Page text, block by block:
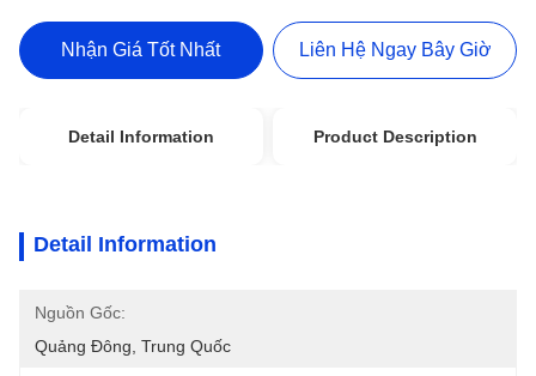
Nhận Giá Tốt Nhất Liên Hệ Ngay Bây Giờ
Detail Information Product Description
Detail Information
Nguồn Gốc:
Quảng Đông, Trung Quốc